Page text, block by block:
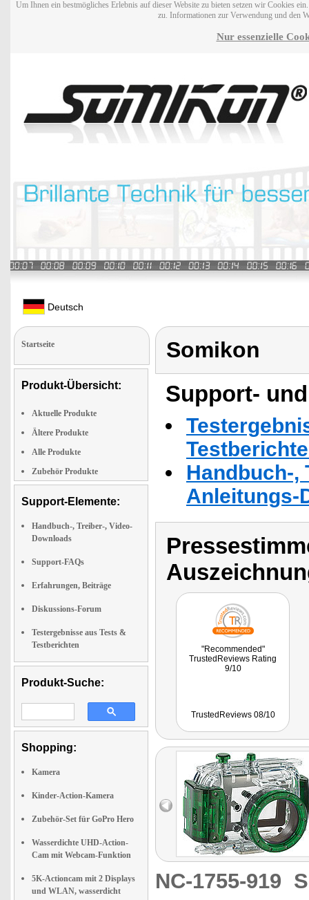
Um Ihnen ein bestmögliches Erlebnis auf dieser Website zu bieten setzen wir Cookies
zu. Informationen zur Verwendung und den
Nur essenzielle
Deutsch
Startseite
Produkt-Übersicht:
Aktuelle Produkte
Ältere Produkte
Alle Produkte
Zubehör Produkte
Support-Elemente:
Handbuch-, Treiber-, Video-
Downloads
Support-FAQs
Erfahrungen, Beiträge
Diskussions-Forum
Testergebnisse aus Tests &
Testberichten
Produkt-Suche:
Shopping:
Kamera
Kinder-Action-Kamera
Zubehör-Set für GoPro Hero
Wasserdichte UHD-Action-
Cam mit Webcam-Funktion
5K-Actioncam mit 2 Displays
und WLAN, wasserdicht
Somikon
Support-
Handbuch-,
Anleitungs-
"Recommended"
TrustedReviews Rating
9/10
TrustedReviews 08/10
NC-1755-919